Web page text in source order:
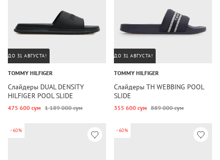
ДО 31 АВГУСТА!
TOMMY HILFIGER
Слайдеры DUAL DENSITY
HILFIGER POOL SLIDE
475 600 сум 1 189 000 сум
ДО 31 АВГУСТА!
TOMMY HILFIGER
Слайдеры TH WEBBING POOL
SLIDE
355 600 сум 889 000 сум
-60% -60%